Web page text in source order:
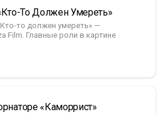
То Должен Умереть»
то должен умереть» —
Film. Главные роли в картине
«Каморрист»